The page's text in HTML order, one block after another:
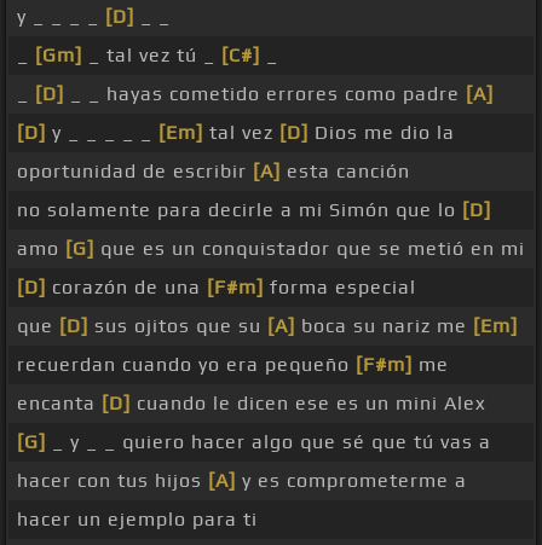
y _ _ _ _
[D]
[Gm] _ tal vez tú _ [C#]
[D] _ _ hayas cometido errores como padre [A]
[D] y _ _ _ _ _ [Em] tal vez [D] Dios me dio la
oportunidad de escribir [A] esta canción
no solamente para decirle a mi Simón que lo [D]
amo [G] que es un conquistador que se metió en mi
[D] corazón de una [F#m] forma especial
que [D] sus ojitos que su [A] boca su nariz me [Em]
recuerdan cuando yo era pequeño [F#m] me
encanta [D] cuando le dicen ese es un mini Alex
[G]
_ y _ _ quiero hacer algo que sé que tú vas a
hacer con tus hijos [A] y es comprometerme a
hacer un ejemplo para ti